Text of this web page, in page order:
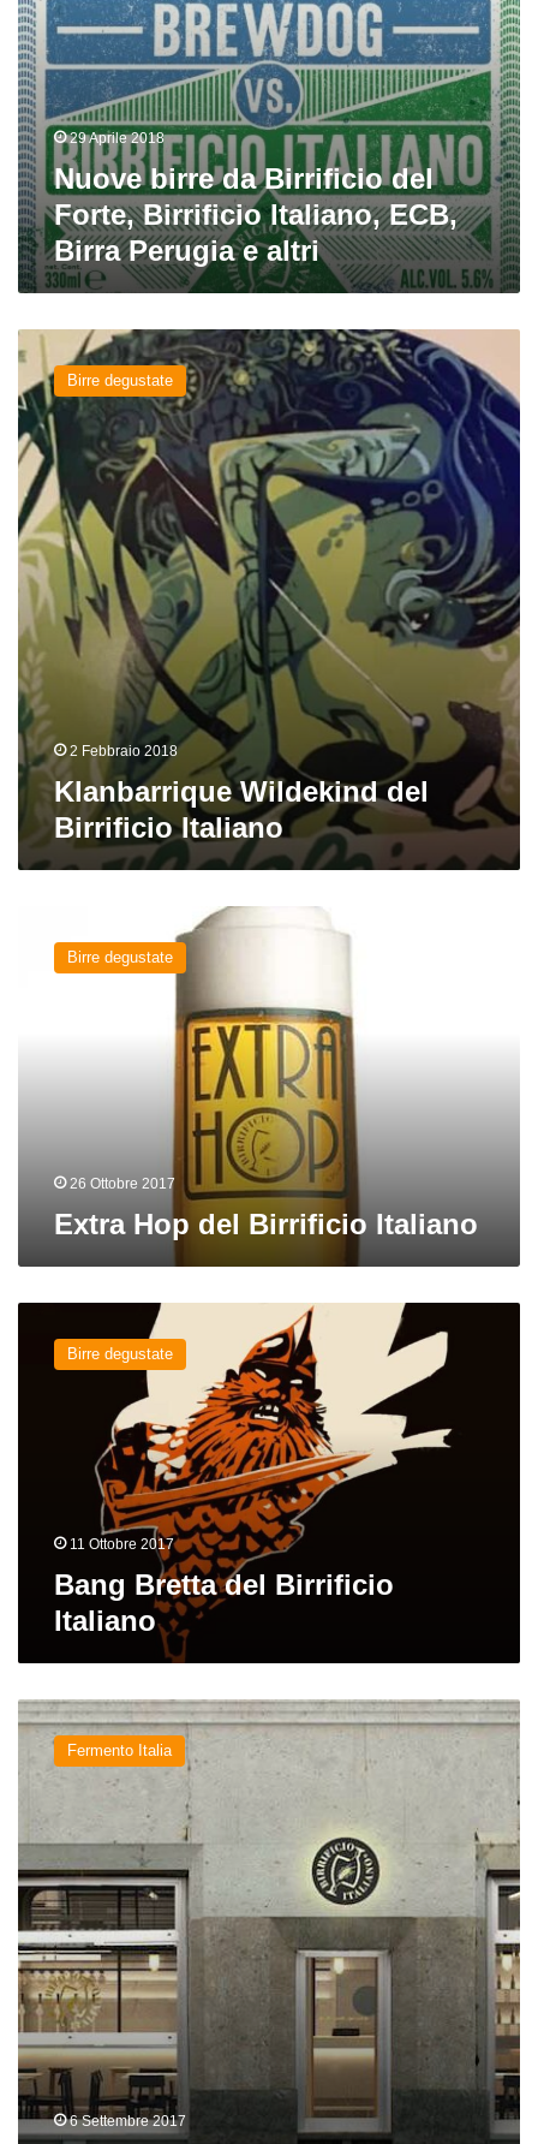
Perugia
e
altri
29 Aprile 2018
Nuove birre da Birrificio del
Forte, Birrificio Italiano, ECB,
Birra Perugia e altri
Klanbarrique
Wildekind
del
Birrificio
Italiano
Birre degustate
2 Febbraio 2018
Klanbarrique Wildekind del
Birrificio Italiano
Birre degustate
26 Ottobre 2017
Extra Hop del Birrificio Italiano
Bretta
Birre degustate
11 Ottobre 2017
Bang Bretta del Birrificio
Italiano
Beer
News
birrifici
e
locali
Fermento Italia
6 Settembre 2017